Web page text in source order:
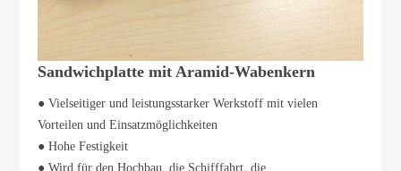
Sandwichplatte mit Aramid-Wabenkern
● Vielseitiger und leistungsstarker Werkstoff mit vielen
Vorteilen und Einsatzmöglichkeiten
● Hohe Festigkeit
● Wird für den Hochbau, die Schifffahrt, die